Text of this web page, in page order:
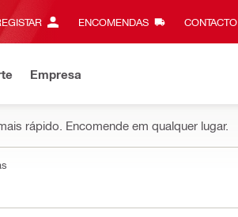
ENCOMENDAS CONTACTO‎
Empresa
rápido. Encomende em qualquer lugar.